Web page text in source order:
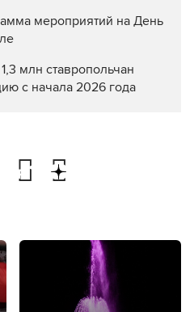
мероприятий на День
млн ставропольчан
с начала 2026 года